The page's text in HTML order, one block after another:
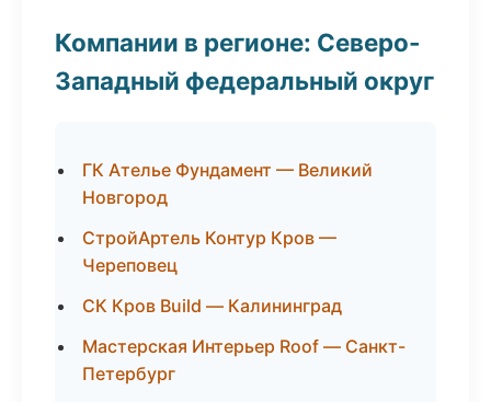
Компании в регионе: Северо-
Западный федеральный округ
ГК Ателье Фундамент — Великий
Новгород
СтройАртель Контур Кров —
Череповец
СК Кров Build — Калининград
Мастерская Интерьер Roof — Санкт-
Петербург